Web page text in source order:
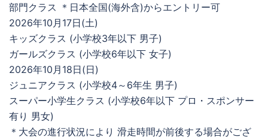
部門クラス ＊日本全国(海外含)からエントリー可
2026年10月17日(土)
キッズクラス (小学校3年以下 男子)
ガールズクラス (小学校6年以下 女子)
2026年10月18日(日)
ジュニアクラス (小学校4～6年生 男子)
スーパー小学生クラス (小学校6年以下 プロ・スポンサー
有り 男女)
＊大会の進行状況により 滑走時間が前後する場合がござ